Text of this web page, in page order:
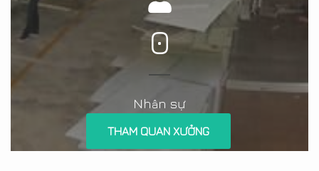
0
Nhân sự
THAM QUAN XƯỞNG